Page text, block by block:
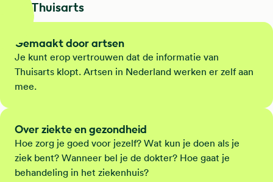
Dit is Thuisarts
Gemaakt door artsen
Je kunt erop vertrouwen dat de informatie van
Thuisarts klopt. Artsen in Nederland werken er zelf aan
mee.
Over ziekte en gezondheid
Hoe zorg je goed voor jezelf? Wat kun je doen als je
ziek bent? Wanneer bel je de dokter? Hoe gaat je
behandeling in het ziekenhuis?